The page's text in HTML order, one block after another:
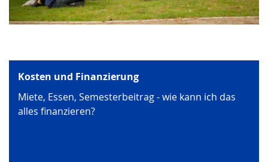
Kosten und Finanzierung
Miete, Essen, Semesterbeitrag - wie kann ich das
alles finanzieren?